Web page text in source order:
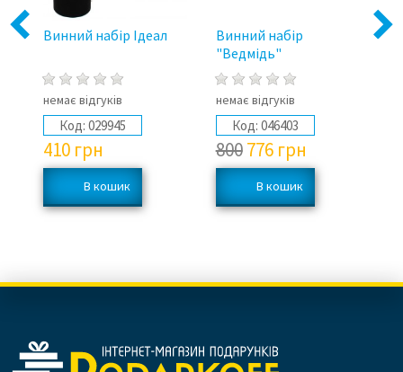
Previous
Винний набір Ідеал
немає відгуків
Код: 029945
410 грн
Винний набір
"Ведмідь"
немає відгуків
Код: 046403
800776 грн
Next